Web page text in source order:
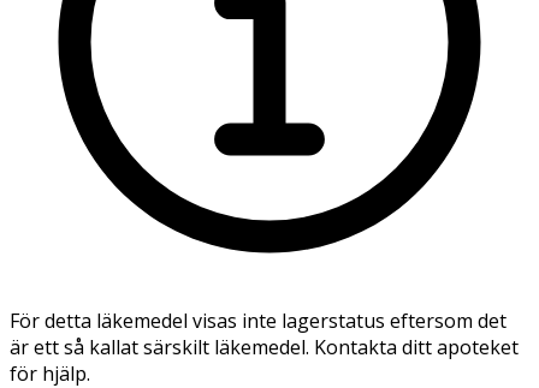
För detta läkemedel visas inte lagerstatus eftersom det
är ett så kallat särskilt läkemedel. Kontakta ditt apoteket
för hjälp.